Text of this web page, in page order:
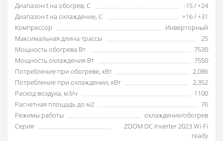
Диапазон t на обогрев, С
-15 / +24
Диапазон t на охлаждение, С
+16 / +31
Компрессор
Инверторный
Максимальная длина трассы
25
Мощность обогрева Вт
7530
Мощность охлаждения Вт
7550
Потребление при обогреве, кВт
2,086
Потребление при охлаждении, кВт
2,352
Расход воздуха, м3/ч
1100
Расчетная площадь до м2
76
Режимы работы
охлаждение/обогрев
Серия
ZOOM DC Inverter 2023 Wi-Fi
ready